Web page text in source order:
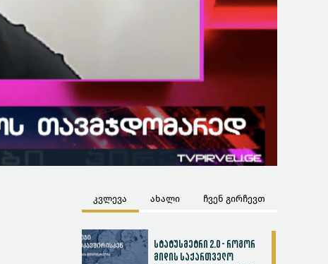
კვლევა ახალი ჩვენ გირჩევთ
სტატუსმეტრი 2.0 - როგორ
მიდის საქართველო